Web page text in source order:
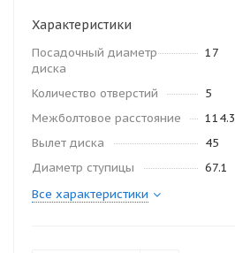
Характеристики
Посадочный диаметр
диска
17
Количество отверстий
5
Межболтовое расстояние
114.3
Вылет диска
45
Диаметр ступицы
67.1
Все характеристики